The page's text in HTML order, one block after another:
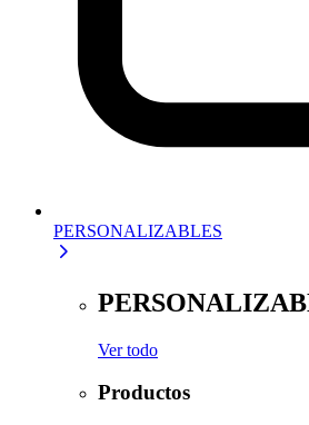
PERSONALIZABLES
Ver todo
Productos